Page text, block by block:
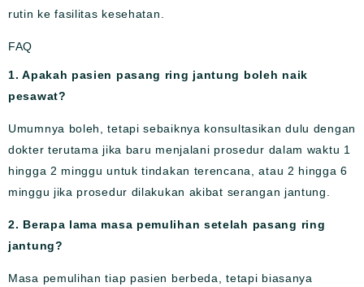
rutin ke fasilitas kesehatan.
FAQ
1. Apakah pasien pasang ring jantung boleh naik
pesawat?
Umumnya boleh, tetapi sebaiknya konsultasikan dulu dengan
dokter terutama jika baru menjalani prosedur dalam waktu 1
hingga 2 minggu untuk tindakan terencana, atau 2 hingga 6
minggu jika prosedur dilakukan akibat serangan jantung.
2. Berapa lama masa pemulihan setelah pasang ring
jantung?
Masa pemulihan tiap pasien berbeda, tetapi biasanya